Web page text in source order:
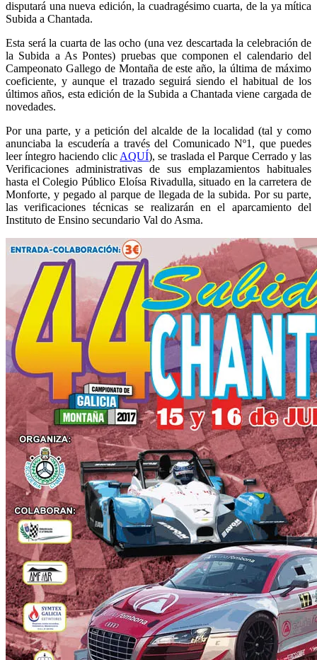
disputará una nueva edición, la cuadragésimo cuarta, de la ya mítica
Subida a Chantada.
Esta será la cuarta de las ocho (una vez descartada la celebración de
la Subida a As Pontes) pruebas que componen el calendario del
Campeonato Gallego de Montaña de este año, la última de máximo
coeficiente, y aunque el trazado seguirá siendo el habitual de los
últimos años, esta edición de la Subida a Chantada viene cargada de
novedades.
Por una parte, y a petición del alcalde de la localidad (tal y como
anunciaba la escudería a través del Comunicado Nº1, que puedes
leer íntegro haciendo clic AQUÍ), se traslada el Parque Cerrado y las
Verificaciones administrativas de sus emplazamientos habituales
hasta el Colegio Público Eloísa Rivadulla, situado en la carretera de
Monforte, y pegado al parque de llegada de la subida. Por su parte,
las verificaciones técnicas se realizarán en el aparcamiento del
Instituto de Ensino secundario Val do Asma.